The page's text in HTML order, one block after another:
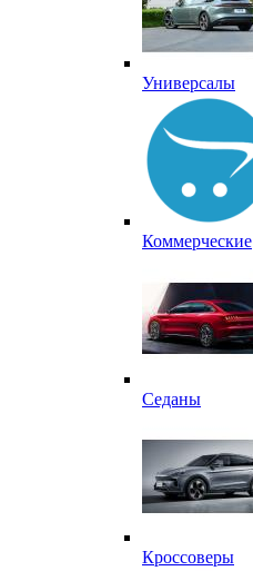
Универсалы
Коммерческие
Седаны
Кроссоверы